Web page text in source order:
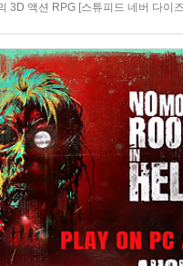
3D 액션 RPG [스튜피드 네버 다이